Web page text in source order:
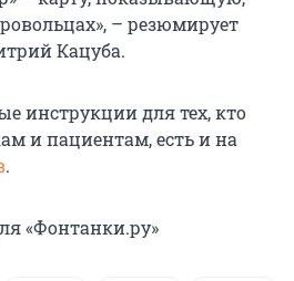
– резюмирует
Кацуба.
инструкции для тех, кто
и пациентам, есть и на
.
«Фонтанки.ру»